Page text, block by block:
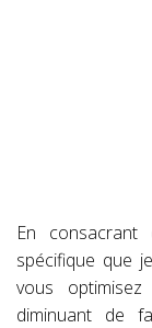
En consacrant
spécifique que
vous
diminuant de